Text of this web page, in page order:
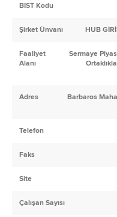
BIST Kodu
Şirket Ünvanı HUB
Faaliyet
Alanı
Sermaye
Adres
Barbaros
Telefon
Faks
Site
Çalışan Sayısı